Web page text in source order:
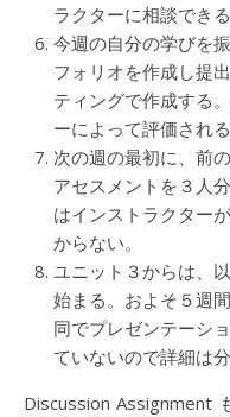
ラクターに相談でき
今週の自分の学びを
フォリオを作成し提
ティングで作成する
ーによって評価され
次の週の最初に、前
アセスメントを３人
はインストラクター
からない。
ユニット３からは、
始まる。およそ５週
同でプレゼンテーシ
ていないので詳細は分
Discussion Assignment